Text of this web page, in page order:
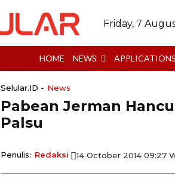
Friday, 7
HOME NEWS APPLICATIONS
Selular.ID - News
Pabean Jerman
Palsu
Penulis: Redaksi 14 October 2014 09:27